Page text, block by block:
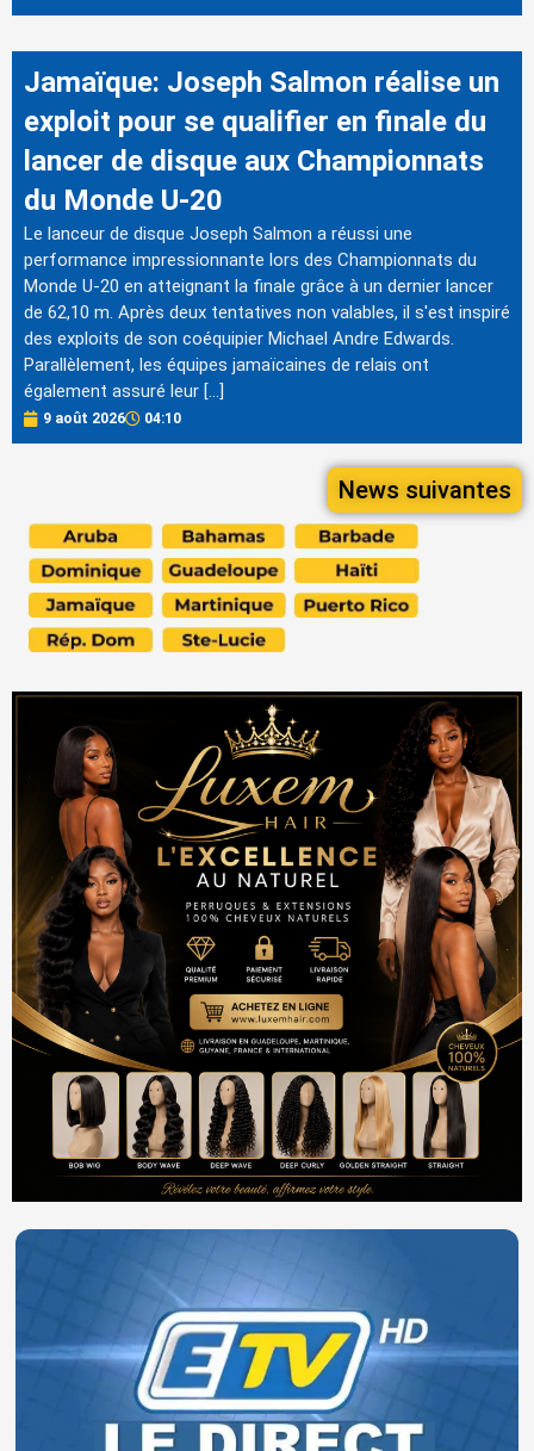
Jamaïque: Joseph Salmon réalise un
exploit pour se qualifier en finale du
lancer de disque aux Championnats
du Monde U-20
Le lanceur de disque Joseph Salmon a réussi une
performance impressionnante lors des Championnats du
Monde U-20 en atteignant la finale grâce à un dernier lancer
de 62,10 m. Après deux tentatives non valables, il s'est inspiré
des exploits de son coéquipier Michael Andre Edwards.
Parallèlement, les équipes jamaïcaines de relais ont
également assuré leur […]
9 août 2026 04:10
News suivantes